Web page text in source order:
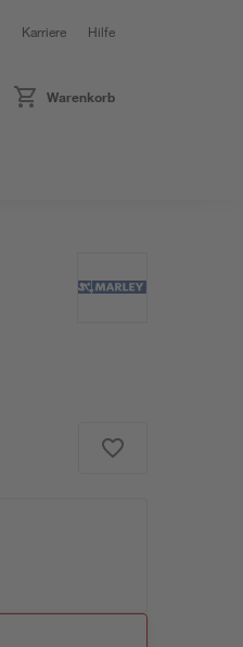
Karriere Hilfe
Warenkorb